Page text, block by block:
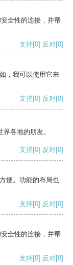
全性的连接，并帮
支持[0] 反对[0]
，我可以使用它来
支持[0] 反对[0]
各地的朋友。
支持[0] 反对[0]
便。功能的布局也
支持[0] 反对[0]
全性的连接，并帮
支持[0] 反对[0]